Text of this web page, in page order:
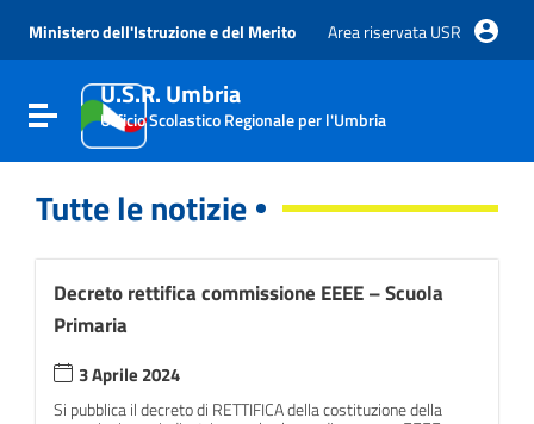
Vai al menu di navigazione
Vai al footer
Ministero dell'Istruzione e del Merito Area riservata USR
Attiva / disattiva la navigazione
U.S.R. Umbria
Ufficio Scolastico Regionale per l'Umbria
Tutte le notizie
Decreto rettifica commissione EEEE – Scuola
Primaria
3 Aprile 2024
Si pubblica il decreto di RETTIFICA della costituzione della